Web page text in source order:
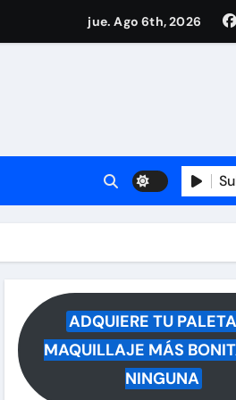
del hospital
y revela lo que muchos
a la noticia
jue. Ago 6th, 2026
ADQUIERE TU
MAQUILLAJE MÁS
NINGUNA